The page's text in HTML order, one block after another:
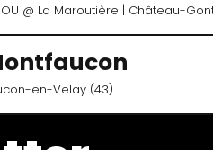
@ La Maroutière | Château-
en-Velay (43)